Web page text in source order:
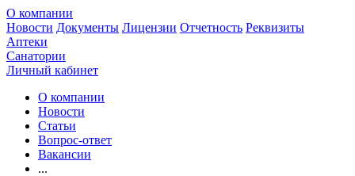
О компании
Новости Документы Лицензии Отчетность Реквизиты
Аптеки
Санатории
Личный кабинет
О компании
Новости
Статьи
Вопрос-ответ
Вакансии
...